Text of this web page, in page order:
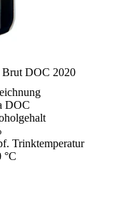
Brut DOC 2020
DOC
Trinktemperatur
°C